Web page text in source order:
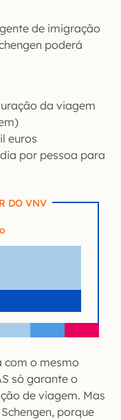
de imigração
poderá
da viagem
euros
por pessoa para
DO VNV
com o mesmo
só garante o
de viagem. Mas
porque